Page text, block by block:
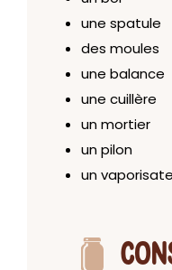
une spatule
des moules
une balance
une cuillère
un mortier
un pilon
un